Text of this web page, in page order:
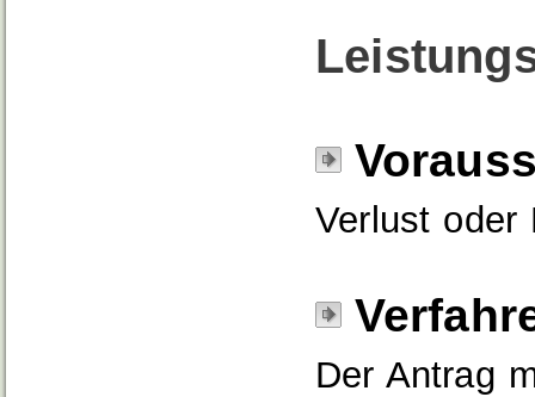
Verlust oder
Der Antrag